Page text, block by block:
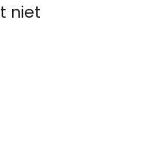
niet